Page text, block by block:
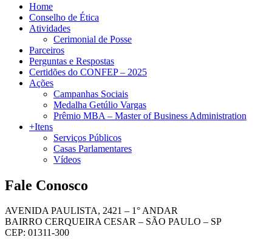
Home
Conselho de Ética
Atividades
Cerimonial de Posse
Parceiros
Perguntas e Respostas
Certidões do CONFEP – 2025
Ações
Campanhas Sociais
Medalha Getúlio Vargas
Prêmio MBA – Master of Business Administration
+Itens
Serviços Públicos
Casas Parlamentares
Vídeos
Fale Conosco
AVENIDA PAULISTA, 2421 – 1° ANDAR
BAIRRO CERQUEIRA CESAR – SÃO PAULO – SP
CEP: 01311-300